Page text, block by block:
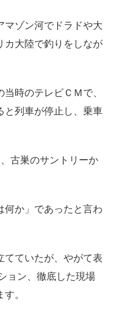
マゾン河でドラドや大
カ大陸で釣りをしなが
時のテレビＣＭで、
と列車が停止し、乗車
古巣のサントリーか
何か」であったと言わ
ていたが、やがて表
ョン、徹底した現場
。